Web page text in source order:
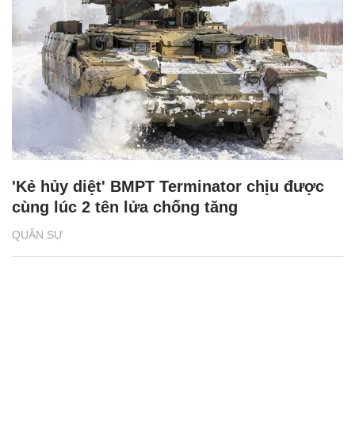
QUÂN SỰ
'Kẻ hủy diệt' BMPT Terminator chịu được
cùng lúc 2 tên lửa chống tăng